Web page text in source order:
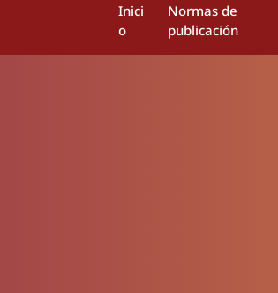
Inici
o
Normas de
publicación